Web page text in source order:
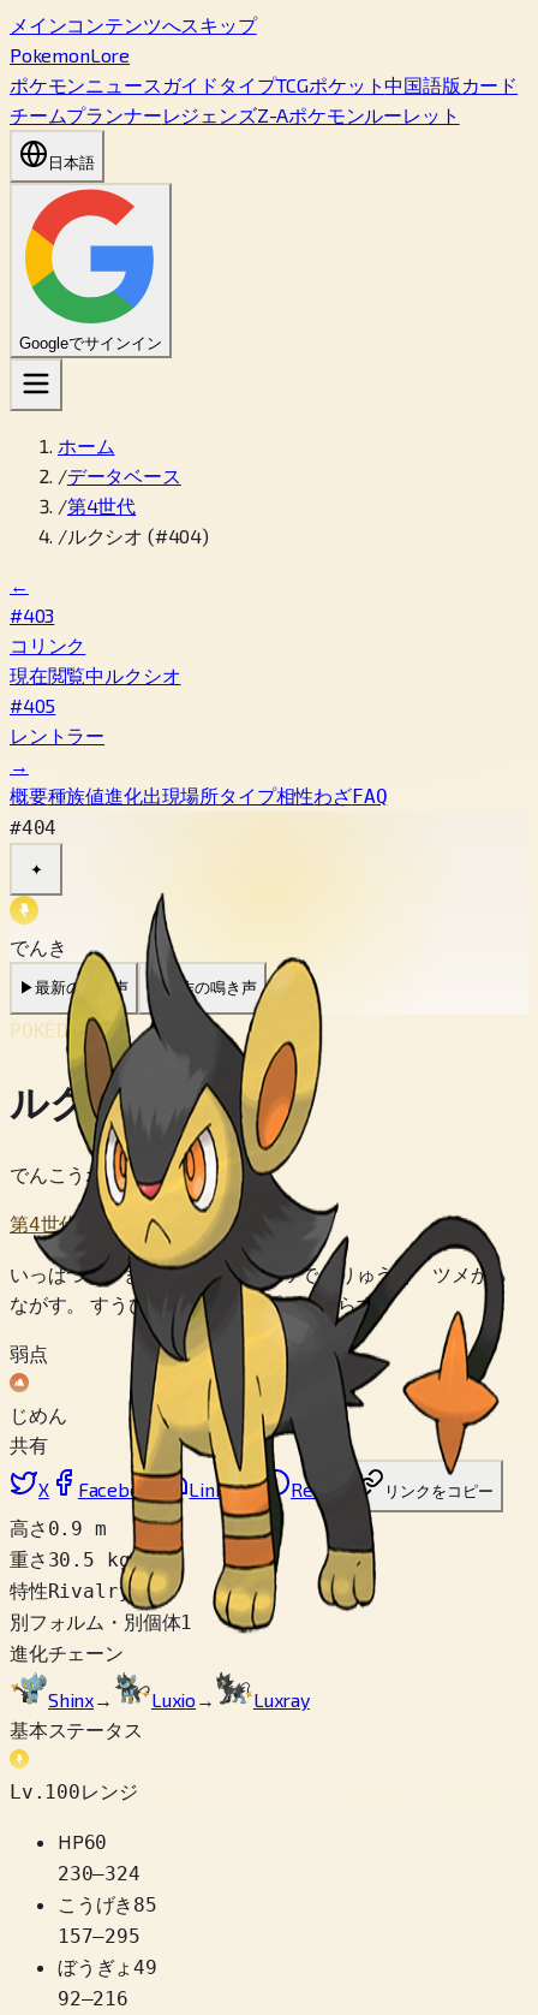
メインコンテンツへスキップ
PokemonLore
ポケモンニュース ガイド タイプTCGポケット中国語版カード
チームプランナーレジェンズZ-Aポケモンルーレット
日本語
Googleでサインイン
ホーム
/データベース
/第4世代
/ルクシオ (#404)
←
#403
コリンク
現在閲覧中 ルクシオ
#405
レントラー
→
概要種族値進化出現場所タイプ相性わざFAQ
#404
✦
でんき
▶最新の鳴き声 ▶旧作の鳴き声
POKÉDEX No.#404
ルクシオ
でんこうポケモン
第4世代
いっぱつで きぜつさせるほどの でんりゅうを ツメから
ながす。 すうひきの グループで くらす。
弱点
じめん
共有
X
Facebook LinkedIn Reddit リンクをコピー
高さ 0.9 m
重さ 30.5 kg
特性Rivalry
別フォルム・別個体1
進化チェーン
Shinx→ Luxio →
Luxray
基本ステータス
Lv.100レンジ
HP60
230–324
こうげき 85
157–295
ぼうぎょ49
92–216